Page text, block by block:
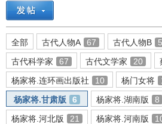
环
全部 古代人物A 67 古代人物B
古代科学家
67 古代文学家 20
杨家将.连环画出版社
10 杨门女将
杨家将.甘肃版
6 杨家将.湖南版 8
杨家将.河北版
21 杨家将.河南版